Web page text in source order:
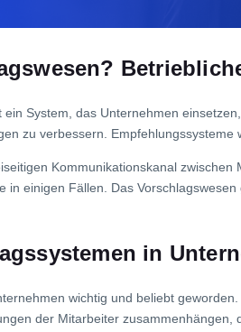
ein System, das Unternehmen
zu verbessern. Empfehlungssysteme
Kommunikationskanal
in einigen Fällen. Das
in
wichtig und beliebt
der Mitarbeiter